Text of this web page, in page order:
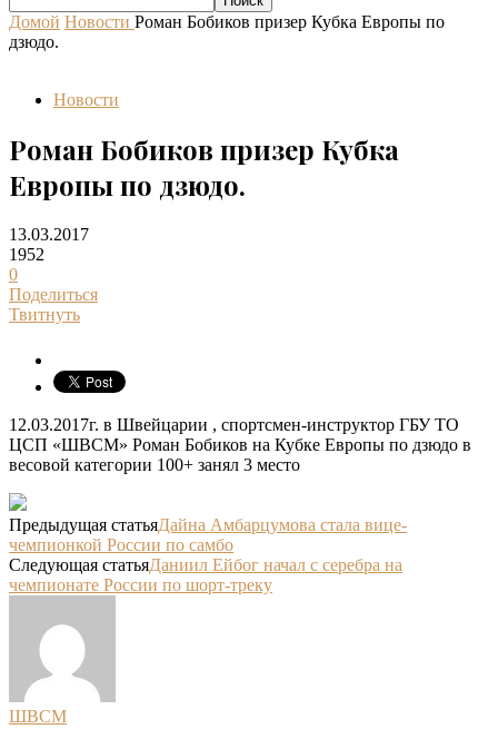
Домой Новости Роман Бобиков призер Кубка Европы по
дзюдо.
Новости
Роман Бобиков призер Кубка
Европы по дзюдо.
13.03.2017
1952
0
Поделиться
Твитнуть
12.03.2017г. в Швейцарии , спортсмен-инструктор ГБУ ТО
ЦСП «ШВСМ» Роман Бобиков на Кубке Европы по дзюдо в
весовой категории 100+ занял 3 место
Предыдущая статьяДайна Амбарцумова стала вице-
чемпионкой России по самбо
Следующая статьяДаниил Ейбог начал с серебра на
чемпионате России по шорт-треку
ШВСМ